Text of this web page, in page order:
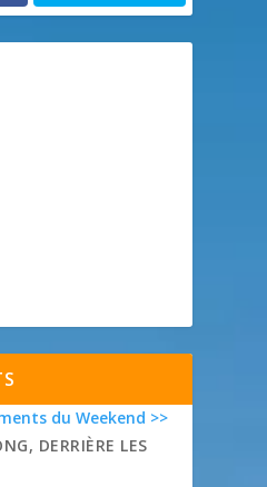
du Weekend >>
DERRIÈRE LES